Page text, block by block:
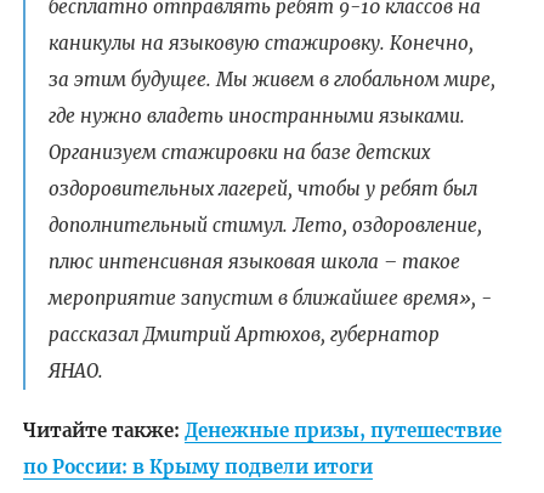
бесплатно отправлять ребят 9-10 классов на
каникулы на языковую стажировку. Конечно,
за этим будущее. Мы живем в глобальном мире,
где нужно владеть иностранными языками.
Организуем стажировки на базе детских
оздоровительных лагерей, чтобы у ребят был
дополнительный стимул. Лето, оздоровление,
плюс интенсивная языковая школа – такое
мероприятие запустим в ближайшее время», -
рассказал Дмитрий Артюхов, губернатор
ЯНАО.
Читайте также: Денежные призы, путешествие
по России: в Крыму подвели итоги